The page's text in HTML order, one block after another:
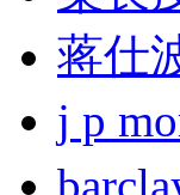
蒋仕
j p